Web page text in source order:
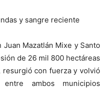
y sangre reciente
Mazatlán Mixe y Santo
de 26 mil 800 hectáreas
con fuerza y volvió
ambos municipios